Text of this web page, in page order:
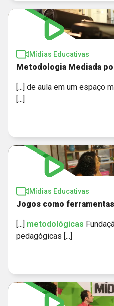
Mídias Educativas
Metodologia Mediada
[...] de aula em um espaço
[...]
Mídias Educativas
Jogos como
[...] metodológicas
pedagógicas [...]